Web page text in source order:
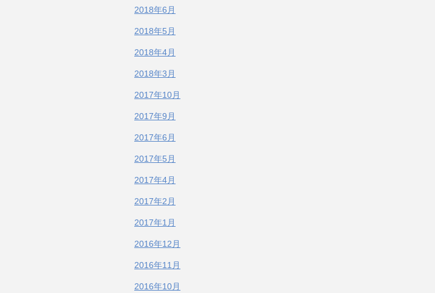
2018年6月
2018年5月
2018年4月
2018年3月
2017年10月
2017年9月
2017年6月
2017年5月
2017年4月
2017年2月
2017年1月
2016年12月
2016年11月
2016年10月